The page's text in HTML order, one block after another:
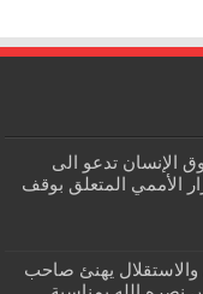
الإنسان تدعو الى
الأممي المتعلق بوقف
والاستقلال يهنئ صاحب